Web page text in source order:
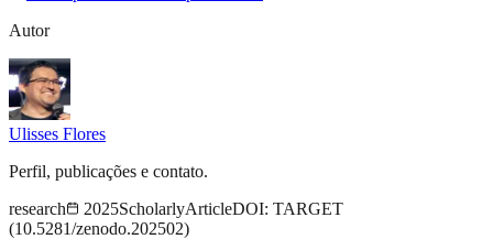
Autor
Ulisses Flores
Perfil, publicações e contato.
research
2025ScholarlyArticleDOI: TARGET
(10.5281/zenodo.202502)